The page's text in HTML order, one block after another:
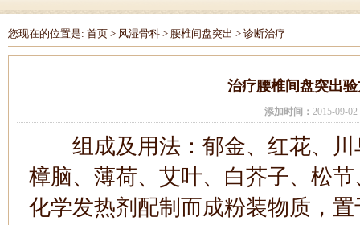
您现在的位置是: 首页 > 风湿骨科 > 腰椎间盘突出 > 诊断治疗
治疗腰椎间盘突出
添加时间： 2015-09-
组成及用法：郁金、红花、川
樟脑、薄荷、艾叶、白芥子、松
化学发热剂配制而成粉装物质，